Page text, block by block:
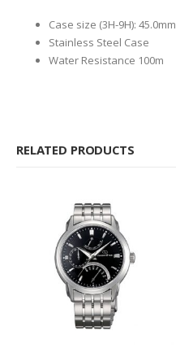
Case size (3H-9H): 45.0mm
Stainless Steel Case
Water Resistance 100m
RELATED PRODUCTS